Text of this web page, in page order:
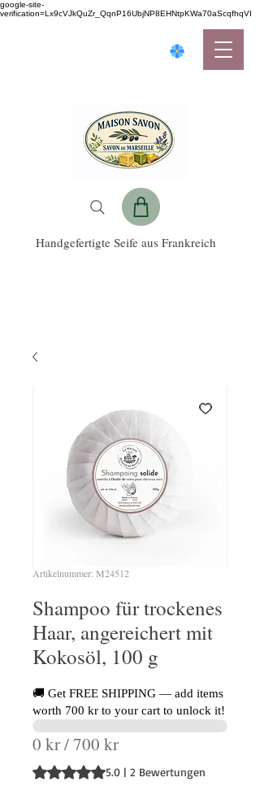
google-site-
verification=Lx9cVJkQuZr_QqnP16UbjNP8EHNtpKWa70aScqfhqVI
Handgefertigte Seife aus Frankreich
Artikelnummer: M24512
Shampoo für trockenes
Haar, angereichert mit
Kokosöl, 100 g
🚚 Get FREE SHIPPING — add items
worth 700 kr to your cart to unlock it!
0 kr / 700 kr
Das Rating beträgt 5.0 von fünf
5.0 | 2 Bewertungen